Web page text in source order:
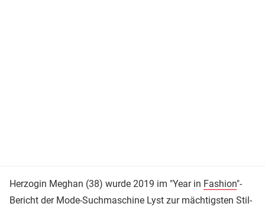
Herzogin Meghan (38) wurde 2019 im "Year in Fashion"-
Bericht der Mode-Suchmaschine Lyst zur mächtigsten Stil-